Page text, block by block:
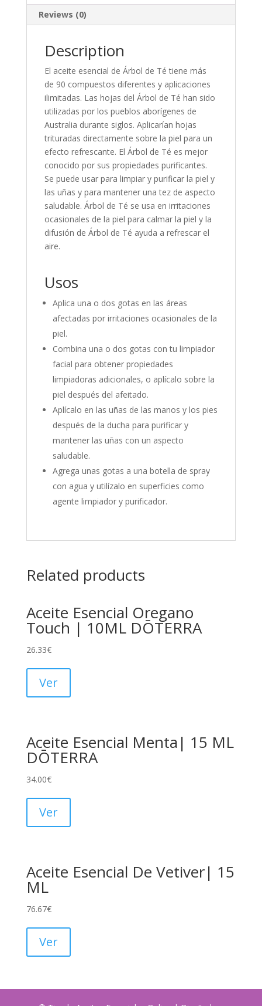
Reviews (0)
Description
El aceite esencial de Árbol de Té tiene más
de 90 compuestos diferentes y aplicaciones
ilimitadas. Las hojas del Árbol de Té han sido
utilizadas por los pueblos aborígenes de
Australia durante siglos. Aplicarían hojas
trituradas directamente sobre la piel para un
efecto refrescante. El Árbol de Té es mejor
conocido por sus propiedades purificantes.
Se puede usar para limpiar y purificar la piel y
las uñas y para mantener una tez de aspecto
saludable. Árbol de Té se usa en irritaciones
ocasionales de la piel para calmar la piel y la
difusión de Árbol de Té ayuda a refrescar el
aire.
Usos
Aplica una o dos gotas en las áreas
afectadas por irritaciones ocasionales de la
piel.
Combina una o dos gotas con tu limpiador
facial para obtener propiedades
limpiadoras adicionales, o aplícalo sobre la
piel después del afeitado.
Aplícalo en las uñas de las manos y los pies
después de la ducha para purificar y
mantener las uñas con un aspecto
saludable.
Agrega unas gotas a una botella de spray
con agua y utilízalo en superficies como
agente limpiador y purificador.
Related products
Aceite Esencial Oregano
Touch | 10ML DŌTERRA
26.33€
Ver
Aceite Esencial Menta| 15 ML
DŌTERRA
34.00€
Ver
Aceite Esencial De Vetiver| 15
ML
76.67€
Ver